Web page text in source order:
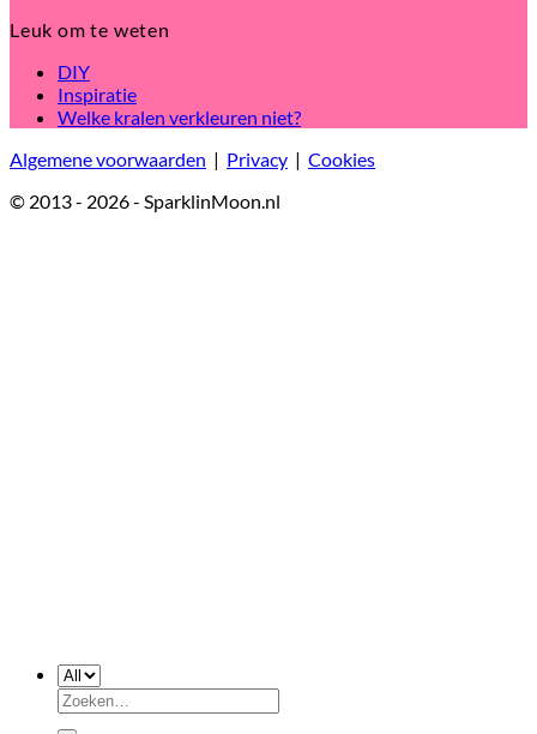
Leuk om te weten
DIY
Inspiratie
Welke kralen verkleuren niet?
Algemene voorwaarden | Privacy | Cookies
© 2013 - 2026 - SparklinMoon.nl
Zoeken
naar: